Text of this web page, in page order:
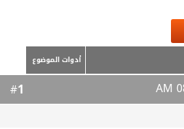
أدوات الموضوع
1